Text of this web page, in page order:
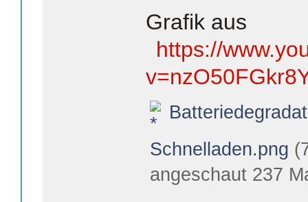
Grafik aus
https://
Schnelladen.png
angeschaut 237